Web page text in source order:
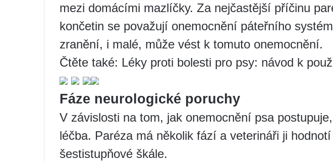
mezi domácími mazlíčky. Za nejčastější příčinu
končetin se považují onemocnění páteřního
zranění, i malé, může vést k tomuto onemocnění.
Čtěte také: Léky proti bolesti pro psy: návod k
Fáze neurologické poruchy
V závislosti na tom, jak onemocnění psa
léčba. Paréza má několik fází a veterináři ji
šestistupňové škále.